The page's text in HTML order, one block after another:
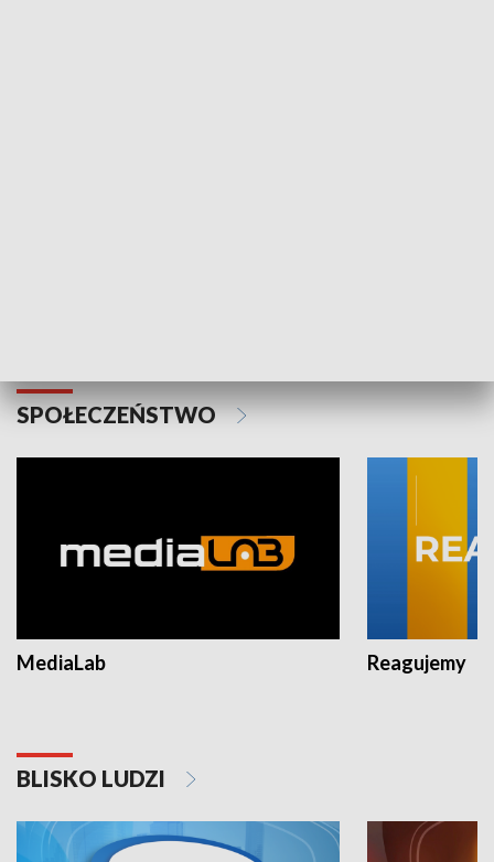
SPOŁECZEŃSTWO
MediaLab Reagujemy
BLISKO LUDZI